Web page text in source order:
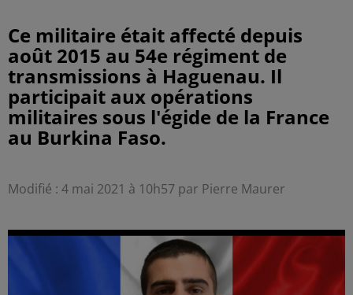
Ce militaire était affecté depuis
août 2015 au 54e régiment de
transmissions à Haguenau. Il
participait aux opérations
militaires sous l'égide de la France
au Burkina Faso.
Modifié : 4 mai 2021 à 10h57 par Pierre Maurer